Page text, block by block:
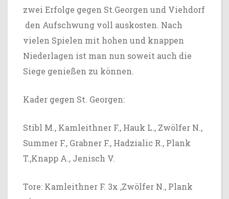
zwei Erfolge gegen St.Georgen und Viehdorf
den Aufschwung voll auskosten. Nach
vielen Spielen mit hohen und knappen
Niederlagen ist man nun soweit auch die
Siege genießen zu können.
Kader gegen St. Georgen:
Stibl M., Kamleithner F., Hauk L., Zwölfer N.,
Summer F., Grabner F., Hadzialic R., Plank
T.,Knapp A., Jenisch V.
Tore: Kamleithner F. 3x ,Zwölfer N., Plank